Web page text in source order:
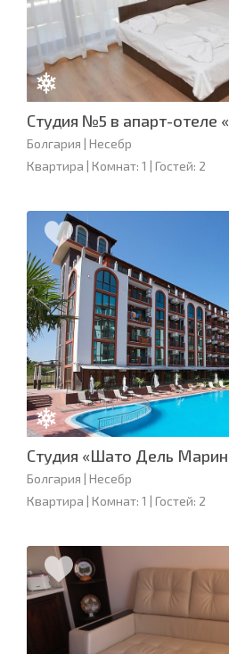
Студия №5 в апарт-отеле
Болгария | Несебр
Квартира | Комнат: 1 | Гостей: 2
Студия «Шато Дель
Болгария | Несебр
Квартира | Комнат: 1 | Гостей: 2